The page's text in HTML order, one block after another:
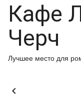
Кафе
Черч
Лучшее место для
